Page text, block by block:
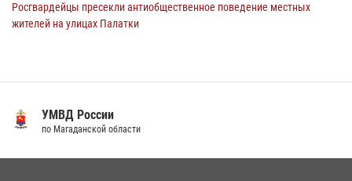
Росгвардейцы пресекли антиобщественное поведение местных
жителей на улицах Палатки
Магаданские "Ястребы" стали победителями "Зарницы 2.0" на
УМВД России
по Магаданской области